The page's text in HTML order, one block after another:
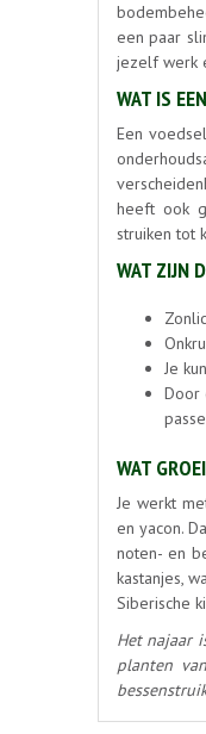
een paar
jezelf werk
WAT IS
Een
heeft ook
struiken tot
WAT ZIJN
Je
Door
WAT
Je werkt
en yacon.
noten- en
kastanjes,
Siberische
Het najaar
planten